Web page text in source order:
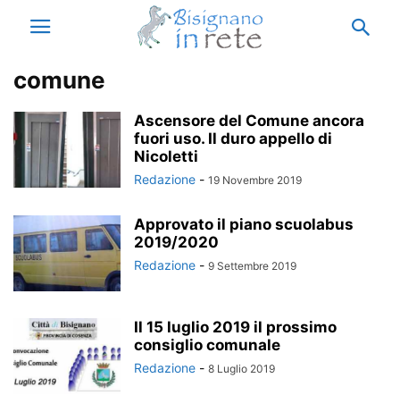
comune
Ascensore del Comune ancora
fuori uso. Il duro appello di
Nicoletti
Redazione - 19 Novembre 2019
Approvato il piano scuolabus
2019/2020
Redazione - 9 Settembre 2019
Il 15 luglio 2019 il prossimo
consiglio comunale
Redazione - 8 Luglio 2019